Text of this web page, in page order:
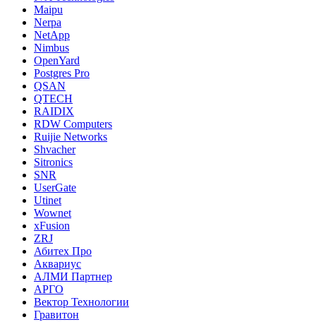
Maipu
Nerpa
NetApp
Nimbus
OpenYard
Postgres Pro
QSAN
QTECH
RAIDIX
RDW Computers
Ruijie Networks
Shvacher
Sitronics
SNR
UserGate
Utinet
Wownet
xFusion
ZRJ
Абитех Про
Аквариус
АЛМИ Партнер
АРГО
Вектор Технологии
Гравитон